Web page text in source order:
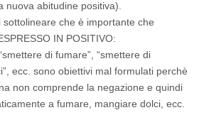
nuova abitudine positiva).
sottolineare che è importante che
IN POSITIVO:
di fumare”, “smettere di
ecc. sono obiettivi mal formulati perchè
non comprende la negazione e quindi
a fumare, mangiare dolci, ecc.